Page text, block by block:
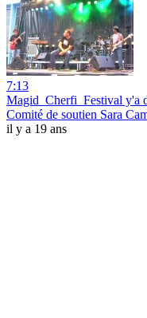
7:13
Magid_Cherfi_Festival y'a
Comité de soutien Sara
il y a 19 ans